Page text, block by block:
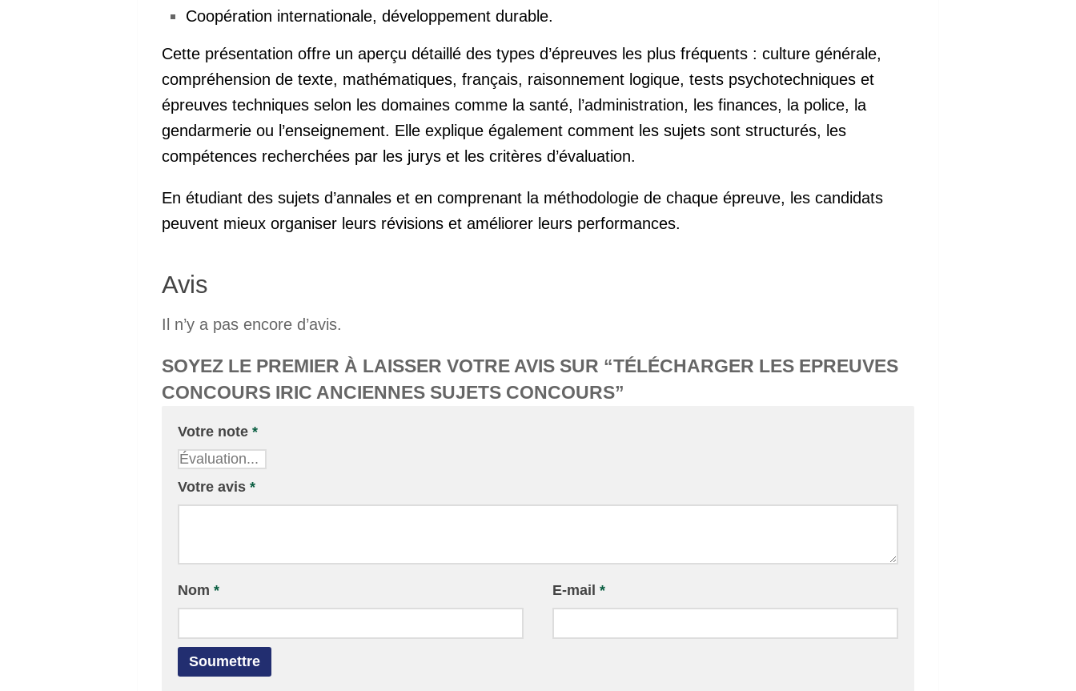
Coopération internationale, développement durable.
Cette présentation offre un aperçu détaillé des types d’épreuves les plus fréquents : culture générale,
compréhension de texte, mathématiques, français, raisonnement logique, tests psychotechniques et
épreuves techniques selon les domaines comme la santé, l’administration, les finances, la police, la
gendarmerie ou l’enseignement. Elle explique également comment les sujets sont structurés, les
compétences recherchées par les jurys et les critères d’évaluation.
En étudiant des sujets d’annales et en comprenant la méthodologie de chaque épreuve, les candidats
peuvent mieux organiser leurs révisions et améliorer leurs performances.
Avis
Il n’y a pas encore d’avis.
SOYEZ LE PREMIER À LAISSER VOTRE AVIS SUR “TÉLÉCHARGER LES EPREUVES
CONCOURS IRIC ANCIENNES SUJETS CONCOURS”
Votre note *
Votre avis *
Nom * E-mail *